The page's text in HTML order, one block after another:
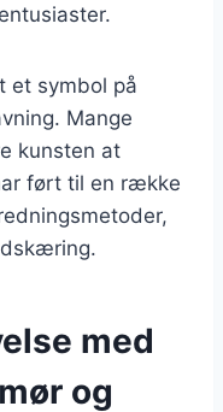
et symbol på
Mange
kunsten at
ført til en række
med
og